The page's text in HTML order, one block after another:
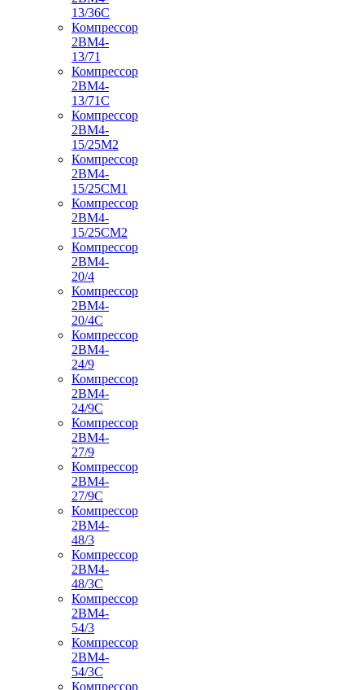
13/36С
Компрессор
2ВМ4-
13/71
Компрессор
2ВМ4-
13/71С
Компрессор
2ВМ4-
15/25М2
Компрессор
2ВМ4-
15/25СМ1
Компрессор
2ВМ4-
15/25СМ2
Компрессор
2ВМ4-
20/4
Компрессор
2ВМ4-
20/4С
Компрессор
2ВМ4-
24/9
Компрессор
2ВМ4-
24/9С
Компрессор
2ВМ4-
27/9
Компрессор
2ВМ4-
27/9С
Компрессор
2ВМ4-
48/3
Компрессор
2ВМ4-
48/3С
Компрессор
2ВМ4-
54/3
Компрессор
2ВМ4-
54/3С
Компрессор